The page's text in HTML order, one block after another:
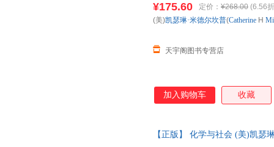
¥175.60 定价： ¥268.00 (6.56
天宇阁图书专营店
(美)凯瑟琳·米德尔坎普(Catherine H
加入购物车 收藏
【正版】 化学与社会 (美)凯瑟